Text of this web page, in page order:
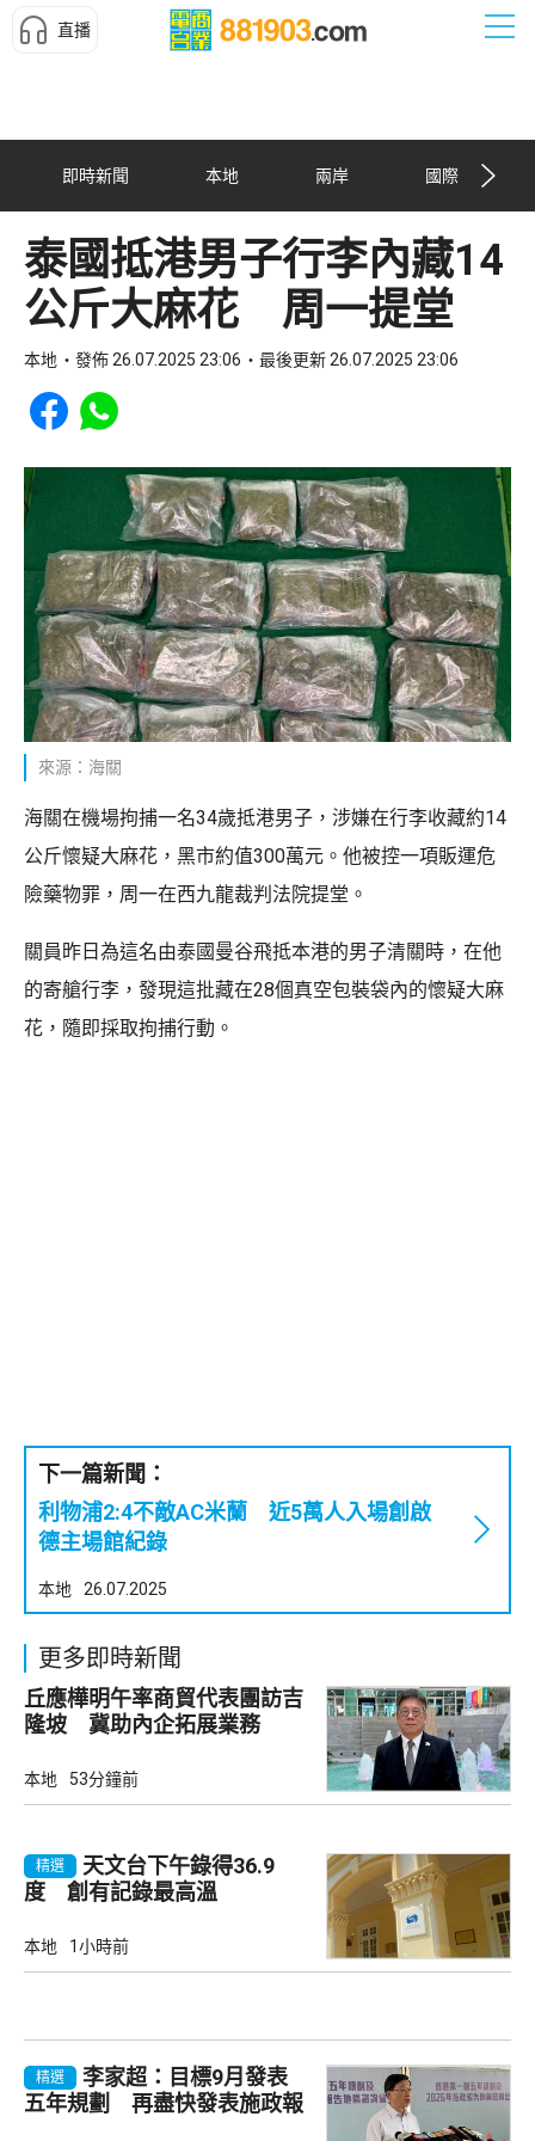
直播
即時新聞 本地 兩岸 國際
泰國抵港男子行李內藏14
公斤大麻花 周一提堂
本地 發佈 26.07.2025 23:06 最後更新 26.07.2025 23:06
Share to Facebook
Share to WhatsApp
來源：海關
海關在機場拘捕一名34歲抵港男子，涉嫌在行李收藏約14
公斤懷疑大麻花，黑市約值300萬元。他被控一項販運危
險藥物罪，周一在西九龍裁判法院提堂。
關員昨日為這名由泰國曼谷飛抵本港的男子清關時，在他
的寄艙行李，發現這批藏在28個真空包裝袋內的懷疑大麻
花，隨即採取拘捕行動。
下一篇新聞：
利物浦2:4不敵AC米蘭 近5萬人入場創啟
德主場館紀錄
本地 26.07.2025
更多即時新聞
丘應樺明午率商貿代表團訪吉
隆坡 冀助內企拓展業務
本地 53分鐘前
精選
天文台下午錄得36.9
度 創有記錄最高溫
本地 1小時前
精選
李家超：目標9月發表
五年規劃 再盡快發表施政報